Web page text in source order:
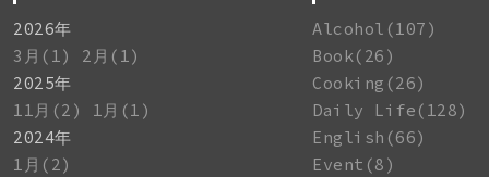
2026年
3月(1)
2月(1)
2025年
11月(2)
1月(1)
2024年
1月(2)
Alcohol(107)
Book(26)
Cooking(26)
Daily Life(128)
English(66)
Event(8)